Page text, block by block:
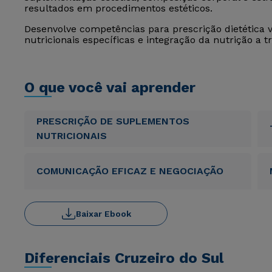
resultados em procedimentos estéticos.
Desenvolve competências para prescrição dietética
nutricionais específicas e integração da nutrição a
O que você vai aprender
PRESCRIÇÃO DE SUPLEMENTOS
NUTRICIONAIS
COMUNICAÇÃO EFICAZ E NEGOCIAÇÃO
Baixar Ebook
Diferenciais Cruzeiro do Sul